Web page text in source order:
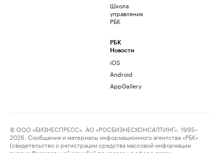
Школа
управления
РБК
РБК
Новости
iOS
Android
AppGallery
© ООО «БИЗНЕСПРЕСС», АО «РОСБИЗНЕСКОНСАЛТИНГ», 1995–
2026. Сообщения и материалы информационного агентства «РБК»
(свидетельство о регистрации средства массовой информации